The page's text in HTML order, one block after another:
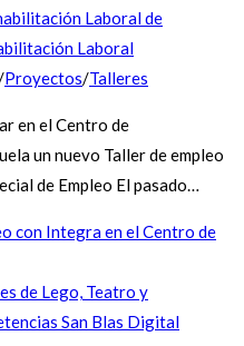
Laboral de
Laboral
Proyectos/Talleres
en el Centro de
un nuevo Taller de empleo
de Empleo El pasado…
con Integra en el Centro de